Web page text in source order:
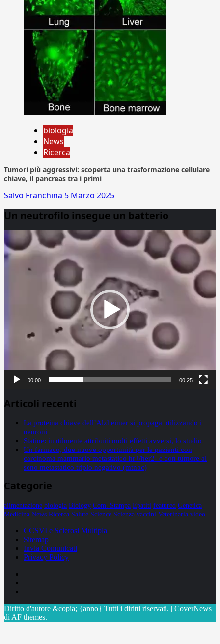
biologia
News
Ricerca
Tumori più aggressivi: scoperta una trasformazione cellulare
chiave, il pancreas tra i primi
Salvo Franchina 5 Marzo 2025
Un neutrofilo insegue un batterio
Player
00:00 00:25
Articoli recenti
La proteina chiave dell’Alzheimer si propaga utilizzando i
neuroni
Statine: inutilmente attribuiti molti effetti avversi, lo studio
Un farmaco, due nuove opportunità per le pazienti con
carcinoma mammario metastatico hr+/her2- e con tumore al
seno metastatico triplo negativo (mtnbc)
Categorie
alimentazione biologia Biology Com. Stampa Epatiti featured Genetica
Medicina News Ricerca Salute Science Scienza vaccini Veterinaria video
CCSVI e Sclerosi Multipla
Sitemap
Invia Comunicati
Privacy Policy
Diritto d'autore &copia; {anno} Tutti i diritti riservati. | CoverNews
di AF themes.